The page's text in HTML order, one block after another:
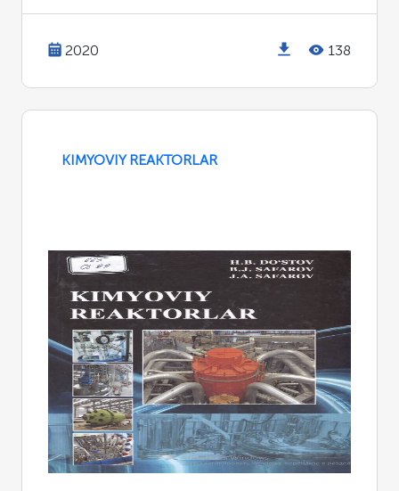
2020 138
KIMYOVIY REAKTORLAR